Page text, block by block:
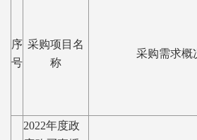
序
号
采购项目名
称
采购需求概
2022年度政